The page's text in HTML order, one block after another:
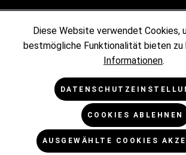
KUNDENINFORMATIONEN
RECHTLICHES
Diese Website verwendet Cookies,
bestmögliche Funktionalität bieten zu
Informationen.
COOKIES ABLEHNEN
AUSGEWÄHLTE COOKIES